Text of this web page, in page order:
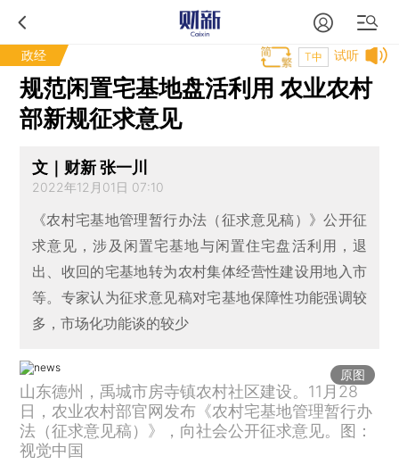
政经 试听
T中
规范闲置宅基地盘活利用 农业农村
部新规征求意见
文｜财新 张一川
2022年12月01日 07:10
《农村宅基地管理暂行办法（征求意见稿）》公开征
求意见，涉及闲置宅基地与闲置住宅盘活利用，退
出、收回的宅基地转为农村集体经营性建设用地入市
等。专家认为征求意见稿对宅基地保障性功能强调较
多，市场化功能谈的较少
原图
山东德州，禹城市房寺镇农村社区建设。11月28
日，农业农村部官网发布《农村宅基地管理暂行办
法（征求意见稿）》，向社会公开征求意见。图：
视觉中国